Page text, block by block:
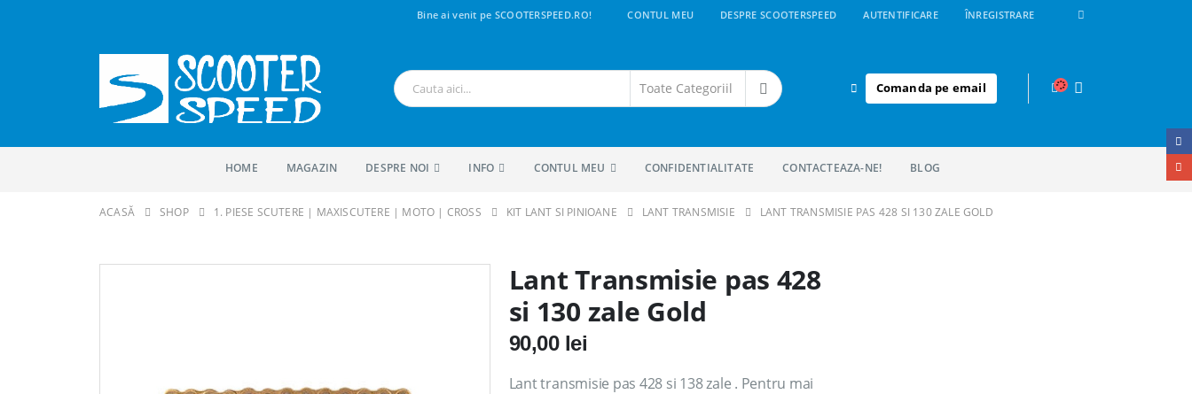
Bine ai venit pe SCOOTERSPEED.RO! CONTUL MEU DESPRE SCOOTERSPEED AUTENTIFICARE ÎNREGISTRARE
Comanda pe email
HOME MAGAZIN DESPRE NOI INFO CONTUL MEU CONFIDENTIALITATE CONTACTEAZA-NE! BLOG
ACASĂ SHOP 1. PIESE SCUTERE | MAXISCUTERE | MOTO | CROSS KIT LANT SI PINIOANE LANT TRANSMISIE LANT TRANSMISIE PAS 428 SI 130 ZALE GOLD
Lant Transmisie pas 428
si 130 zale Gold
90,00 lei
Lant transmisie pas 428 si 138 zale . Pentru mai